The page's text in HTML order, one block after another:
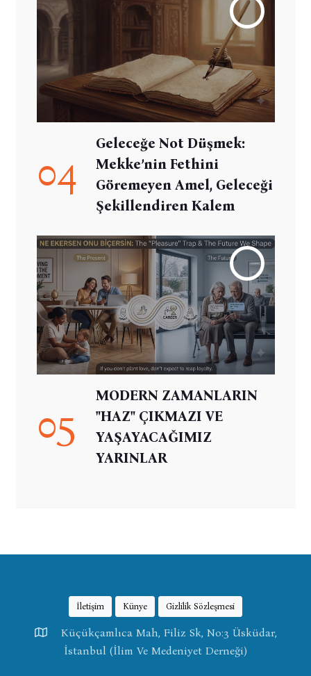
04
Geleceğe Not Düşmek:
Mekke’nin Fethini
Göremeyen Amel, Geleceği
Şekillendiren Kalem
05
MODERN ZAMANLARIN
"HAZ" ÇIKMAZI VE
YAŞAYACAĞIMIZ
YARINLAR
İletişim Künye Gizlilik Sözleşmesi
Küçükçamlıca Mah, Filiz Sk, No:3 Üsküdar,
İstanbul (İlim Ve Medeniyet Derneği)